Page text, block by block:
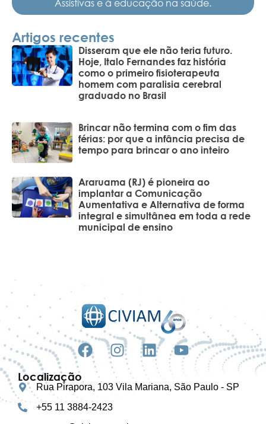
Assistivas e à educação na saúde.
Artigos recentes
Disseram que ele não teria futuro.
Hoje, Italo Fernandes faz história
como o primeiro fisioterapeuta
homem com paralisia cerebral
graduado no Brasil
Brincar não termina com o fim das
férias: por que a infância precisa de
tempo para brincar o ano inteiro
Araruama (RJ) é pioneira ao
implantar a Comunicação
Aumentativa e Alternativa de forma
integral e simultânea em toda a rede
municipal de ensino
Localização
Rua Pirapora, 103 Vila Mariana, São Paulo - SP
+55 11 3884-2423